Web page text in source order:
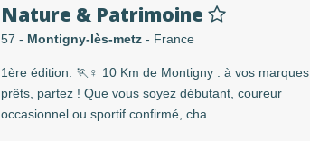
Nature & Patrimoine
57 - Montigny-lès-metz - France
1ère édition. 🏃♀️ 10 Km de Montigny : à vos marques,
prêts, partez ! Que vous soyez débutant, coureur
occasionnel ou sportif confirmé, cha...